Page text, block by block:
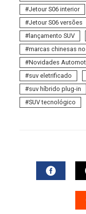
Jetour S06 interior
Jetour S06 versões
lançamento SUV
marcas chinesas no
Novidades
suv eletrificado
suv híbrido plug-in
SUV tecnológico